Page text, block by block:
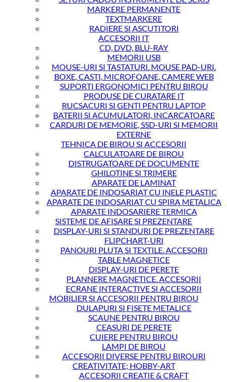
MARKERE PERMANENTE
TEXTMARKERE
RADIERE SI ASCUTITORI
ACCESORII IT
CD, DVD, BLU-RAY
MEMORII USB
MOUSE-URI SI TASTATURI. MOUSE PAD-URI.
BOXE, CASTI, MICROFOANE, CAMERE WEB
SUPORTI ERGONOMICI PENTRU BIROU
PRODUSE DE CURATARE IT
RUCSACURI SI GENTI PENTRU LAPTOP
BATERII SI ACUMULATORI, INCARCATOARE
CARDURI DE MEMORIE, SSD-URI SI MEMORII
EXTERNE
TEHNICA DE BIROU SI ACCESORII
CALCULATOARE DE BIROU
DISTRUGATOARE DE DOCUMENTE
GHILOTINE SI TRIMERE
APARATE DE LAMINAT
APARATE DE INDOSARIAT CU INELE PLASTIC
APARATE DE INDOSARIAT CU SPIRA METALICA
APARATE INDOSARIERE TERMICA
SISTEME DE AFISARE SI PREZENTARE
DISPLAY-URI SI STANDURI DE PREZENTARE
FLIPCHART-URI
PANOURI PLUTA SI TEXTILE. ACCESORII
TABLE MAGNETICE
DISPLAY-URI DE PERETE
PLANNERE MAGNETICE. ACCESORII
ECRANE INTERACTIVE SI ACCESORII
MOBILIER SI ACCESORII PENTRU BIROU
DULAPURI SI FISETE METALICE
SCAUNE PENTRU BIROU
CEASURI DE PERETE
CUIERE PENTRU BIROU
LAMPI DE BIROU
ACCESORII DIVERSE PENTRU BIROURI
CREATIVITATE; HOBBY-ART
ACCESORII CREATIE & CRAFT